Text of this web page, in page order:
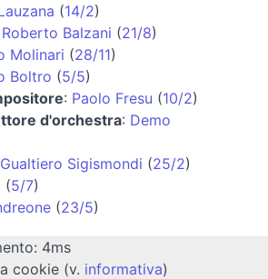
(14/2)
Roberto Balzani (21/8)
Molinari (28/11)
Boltro (5/5)
: Paolo Fresu (10/2)
d'orchestra: Demo
Gualtiero Sigismondi (25/2)
(5/7)
(23/5)
4ms
cookie (v. informativa)